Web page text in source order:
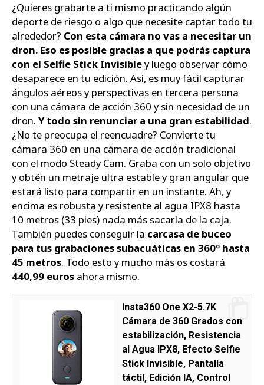
¿Quieres grabarte a ti mismo practicando algún
deporte de riesgo o algo que necesite captar todo tu
alrededor? Con esta cámara no vas a necesitar un
dron. Eso es posible gracias a que podrás captura
con el Selfie Stick Invisibley luego observar cómo
desaparece en tu edición. Así, es muy fácil capturar
ángulos aéreos y perspectivas en tercera persona
con una cámara de acción 360 y sin necesidad de un
dron. Y todo sin renunciar a una gran estabilidad.
¿No te preocupa el reencuadre? Convierte tu
cámara 360 en una cámara de acción tradicional
con el modo Steady Cam. Graba con un solo objetivo
y obtén un metraje ultra estable y gran angular que
estará listo para compartir en un instante. Ah, y
encima es robusta y resistente al agua IPX8 hasta
10 metros (33 pies) nada más sacarla de la caja.
También puedes conseguir la carcasa de buceo
para tus grabaciones subacuáticas en 360º hasta
45 metros. Todo esto y mucho más os costará
440,99 euros ahora mismo.
Insta360 One X2-5.7K
Cámara de 360 Grados con
estabilización, Resistencia
al Agua IPX8, Efecto Selfie
Stick Invisible, Pantalla
táctil, Edición IA, Control